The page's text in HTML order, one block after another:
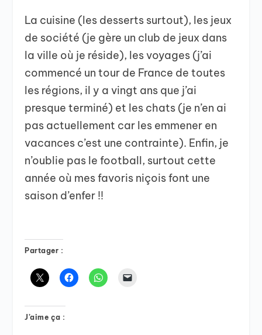
La cuisine (les desserts surtout), les jeux
de société (je gère un club de jeux dans
la ville où je réside), les voyages (j’ai
commencé un tour de France de toutes
les régions, il y a vingt ans que j’ai
presque terminé) et les chats (je n’en ai
pas actuellement car les emmener en
vacances c’est une contrainte). Enfin, je
n’oublie pas le football, surtout cette
année où mes favoris niçois font une
saison d’enfer !!
Partager :
J’aime ça :